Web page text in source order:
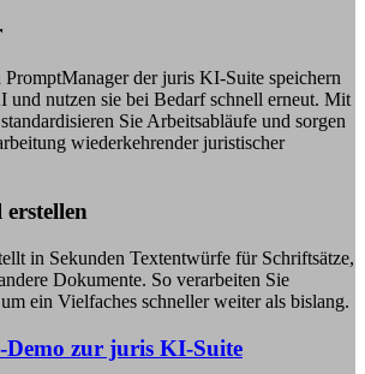
der juris KI-Suite speichern
und nutzen sie bei Bedarf schnell erneut. Mit
Sie Arbeitsabläufe und sorgen
wiederkehrender juristischer
erstellen
in Sekunden Textentwürfe für Schriftsätze,
Dokumente. So verarbeiten Sie
ein Vielfaches schneller weiter als bislang.
zur juris KI-Suite